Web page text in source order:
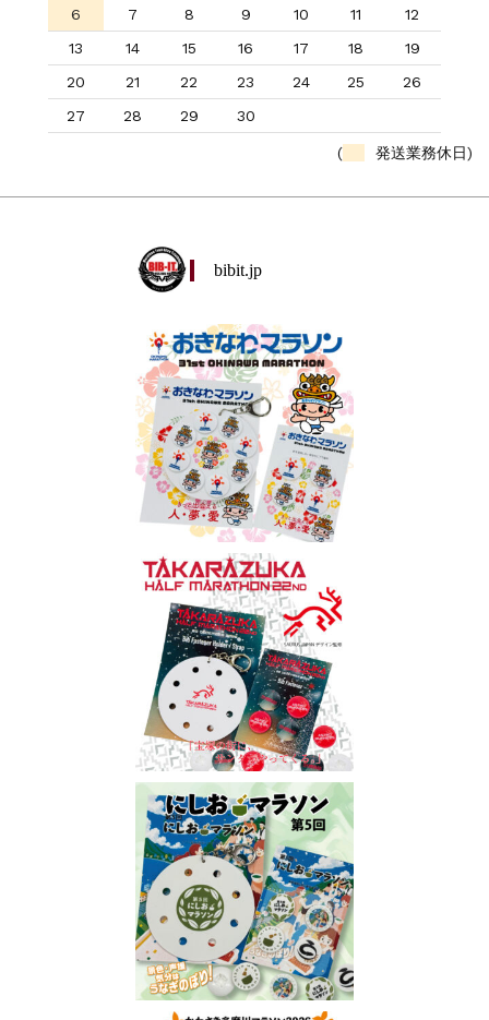
6 7 8 9 10 11
12
13
14 15 16 17 18
19
20
21 22 23 24 25
26
27
28 29 30
( 発送業務休日)
bibit.jp